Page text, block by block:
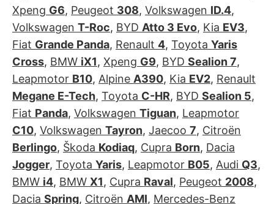
Xpeng G6, Peugeot 308, Volkswagen ID.4,
Volkswagen T-Roc, BYD Atto 3 Evo, Kia EV3,
Fiat Grande Panda, Renault 4, Toyota Yaris
Cross, BMW iX1, Xpeng G9, BYD Sealion 7,
Leapmotor B10, Alpine A390, Kia EV2, Renault
Megane E-Tech, Toyota C-HR, BYD Sealion 5,
Fiat Panda, Volkswagen Tiguan, Leapmotor
C10, Volkswagen Tayron, Jaecoo 7, Citroën
Berlingo, Škoda Kodiaq, Cupra Born, Dacia
Jogger, Toyota Yaris, Leapmotor B05, Audi Q3,
BMW i4, BMW X1, Cupra Raval, Peugeot 2008,
Dacia Spring, Citroën AMI, Mercedes-Benz